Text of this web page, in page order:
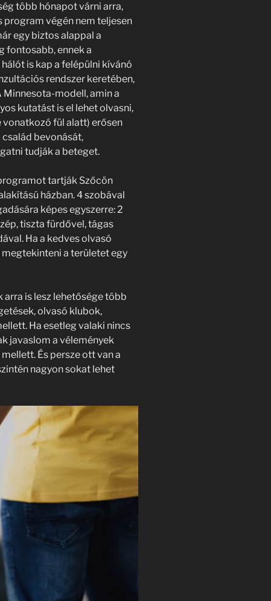
több hónapot várni arra,
program végén nem teljesen
egy biztos alappal a
fontosabb, ennek a
is kap a felépülni kívánó
rendszer keretében,
Minnesota-modell, amin a
kutatást is el lehet olvasni,
vonatkozó fül alatt) erősen
bevonását,
tudják a beteget.
tartják Szőcön
házban. 4 szobával
képes egyszerre: 2
tiszta fürdővel, tágas
Ha a kedves olvasó
a területet egy
arra is lesz lehetősége több
olvasó klubok,
Ha esetleg valaki nincs
javaslom a vélemények
És persze ott van a
nagyon sokat lehet